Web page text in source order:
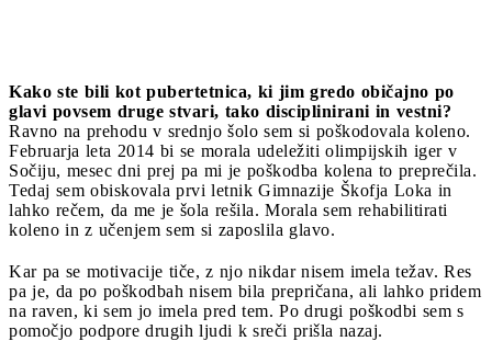
Kako ste bili kot pubertetnica, ki jim gredo običajno po
glavi povsem druge stvari, tako disciplinirani in vestni?
Ravno na prehodu v srednjo šolo sem si poškodovala koleno.
Februarja leta 2014 bi se morala udeležiti olimpijskih iger v
Sočiju, mesec dni prej pa mi je poškodba kolena to preprečila.
Tedaj sem obiskovala prvi letnik Gimnazije Škofja Loka in
lahko rečem, da me je šola rešila. Morala sem rehabilitirati
koleno in z učenjem sem si zaposlila glavo.
Kar pa se motivacije tiče, z njo nikdar nisem imela težav. Res
pa je, da po poškodbah nisem bila prepričana, ali lahko pridem
na raven, ki sem jo imela pred tem. Po drugi poškodbi sem s
pomočjo podpore drugih ljudi k sreči prišla nazaj.